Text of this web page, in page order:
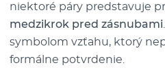
niektoré páry predstavuje
medzikrok pred zásnubami
symbolom vzťahu, ktorý
formálne potvrdenie.